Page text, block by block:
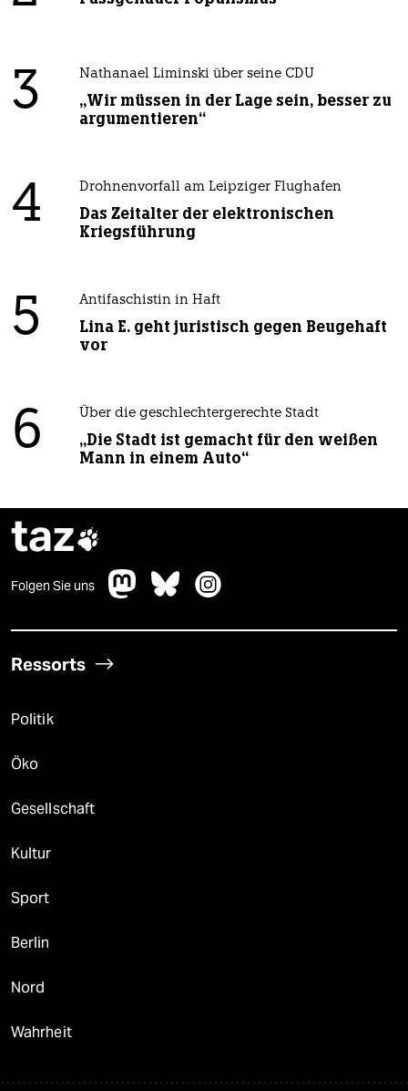
3 Nathanael Liminski über seine CDU
„Wir müssen in der Lage sein, besser zu
argumentieren“
4 Drohnenvorfall am Leipziger Flughafen
Das Zeitalter der elektronischen
Kriegsführung
5 Antifaschistin in Haft
Lina E. geht juristisch gegen Beugehaft
vor
6 Über die geschlechtergerechte Stadt
„Die Stadt ist gemacht für den weißen
Mann in einem Auto“
taz
Folgen Sie uns
Ressorts
Politik
Öko
Gesellschaft
Kultur
Sport
Berlin
Nord
Wahrheit